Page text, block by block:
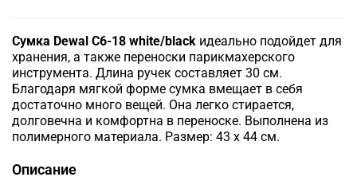
Сумка Dewal C6-18 white/black идеально подойдет для
хранения, а также переноски парикмахерского
инструмента. Длина ручек составляет 30 см.
Благодаря мягкой форме сумка вмещает в себя
достаточно много вещей. Она легко стирается,
долговечна и комфортна в переноске. Выполнена из
полимерного материала. Размер: 43 х 44 см.
Описание